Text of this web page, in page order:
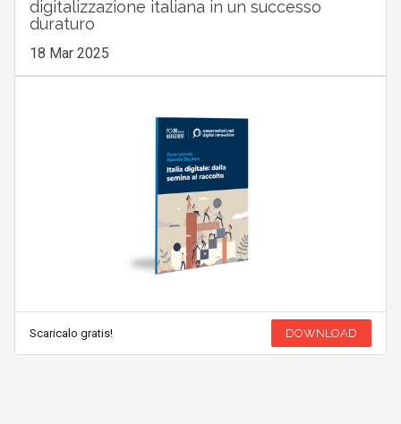
digitalizzazione italiana in un successo
duraturo
18 Mar 2025
Scaricalo gratis! DOWNLOAD